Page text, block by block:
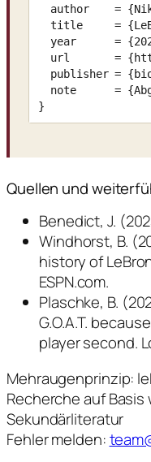
author    =
title     =
year      =
url       =
publisher =
note      =
}
Quellen und
Benedict, J.
Windhorst, B.
history of
ESPN.com.
Plaschke, B.
G.O.A.T.
player second.
Mehraugenprinzip:
Recherche auf
Sekundärliteratur
Fehler melden: